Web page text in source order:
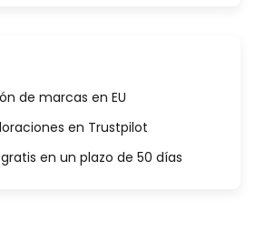
de marcas en EU
en Trustpilot
en un plazo de 50 días